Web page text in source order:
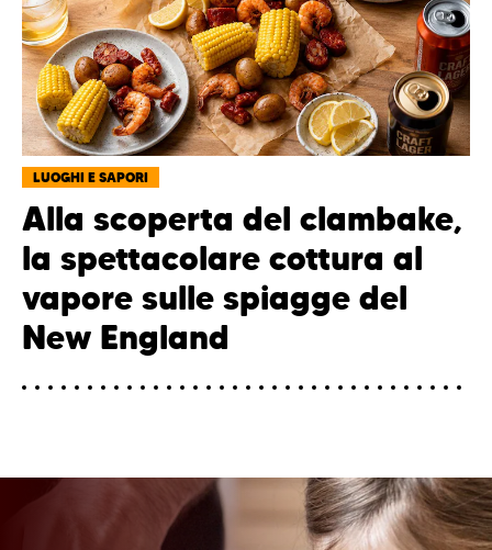
LUOGHI E SAPORI
Alla scoperta del clambake,
la spettacolare cottura al
vapore sulle spiagge del
New England